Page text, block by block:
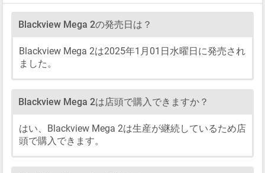
Blackview Mega 2の発売日は？
Blackview Mega 2は2025年1月01日水曜日に発売され
ました。
Blackview Mega 2は店頭で購入できますか？
はい、Blackview Mega 2は生産が継続しているため店
頭で購入できます。